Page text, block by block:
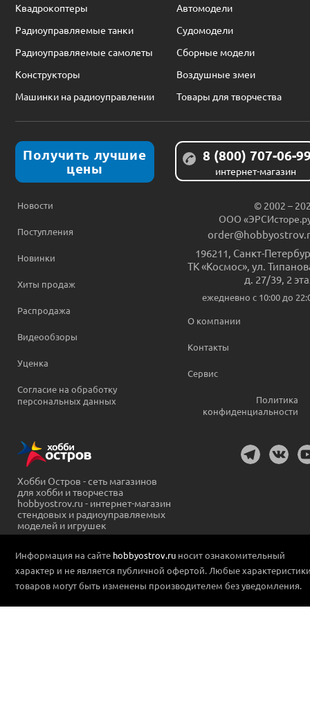
Квадрокоптеры
Автомодели
Радиоуправляемые танки
Судомодели
Радиоуправляемые самолеты
Сборные модели
Конструкторы
Воздушные змеи
Машинки на радиоуправлении
Товары для творчества
Получить лучшие
цены
8 (800) 707-06-
интернет-магазин
Новости
Поступления
Новинки
Хиты продаж
Распродажа
Видеообзоры
Уценка
Согласие на обработку
персональных данных
© 2002 –
ООО
196211 Санкт-
ТК «Космос», ул.
д. 27/39, 2
ежедневно c 10:00 до
О компании
Контакты
Сервис
Политика
конфиденциальности
Хобби Остров - сеть магазинов
для хобби и творчества
hobbyostrov.ru - интернет-магазин
стендовых и радиоуправляемых
моделей и игрушек
Информация на сайте hobbyostrov.ru носит ознакомительный
характер и не является публичной офертой. Любые
товаров могут быть изменены производителем без уведомления.